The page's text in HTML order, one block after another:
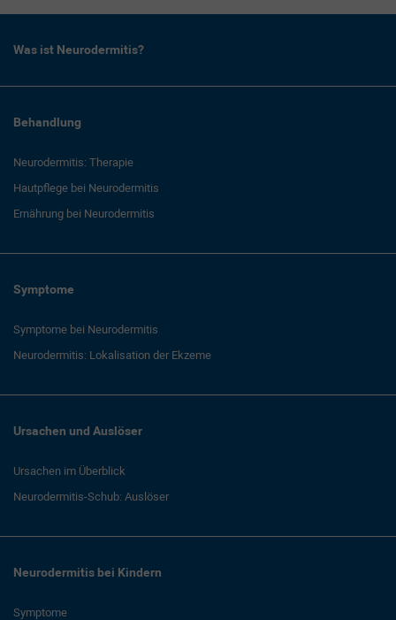
Was ist Neurodermitis?
Behandlung
Neurodermitis: Therapie
Hautpflege bei Neurodermitis
Ernährung bei Neurodermitis
Symptome
Symptome bei Neurodermitis
Neurodermitis: Lokalisation der Ekzeme
Ursachen und Auslöser
Ursachen im Überblick
Neurodermitis-Schub: Auslöser
Neurodermitis bei Kindern
Symptome